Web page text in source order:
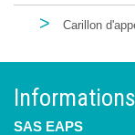
> Carillon
SAS EAPS